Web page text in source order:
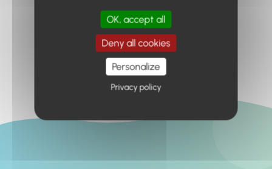
Retour à l'accueil
OK, accept all
Deny all cookies
Personalize
Privacy policy